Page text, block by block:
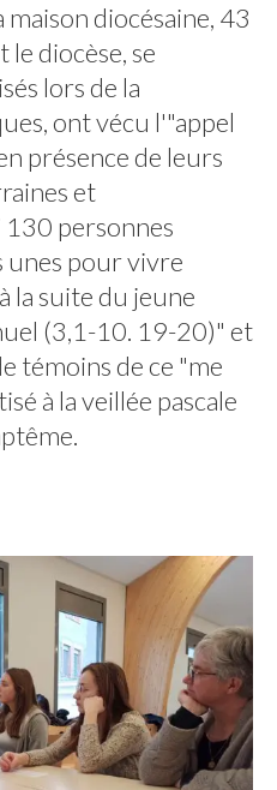
diocésaine, 43
diocèse, se
lors de la
ont vécu l'"appel
présence de leurs
et
130 personnes
unes pour vivre
la suite du jeune
(3,1-10. 19-20)" et
témoins de ce "me
à la veillée pascale